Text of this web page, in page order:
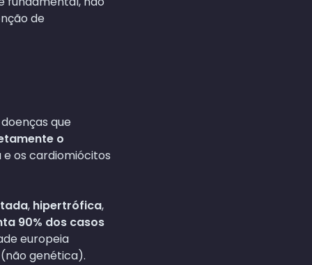
de
que
o
os cardiomiócitos
, hipertrófica,
90% dos casos
europeia
genética).